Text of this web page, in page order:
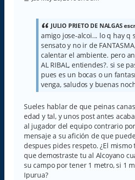
JULIO PRIETO DE NALGAS
amigo jose-alcoi... lo q hay q
sensato y no ir de
calentar el ambiente. pero
AL RIBAL, entiendes?. si se
pues es un bocas o un
venga, saludos y buenas
Sueles hablar de que peinas
edad y tal, y unos post antes
al jugador del equipo contrario
mensaje a su afición de que
despues pides respeto. ¿El
que demostraste tu al Alcoyano
su campo por tener 1 metro, si 1
Ipurua?